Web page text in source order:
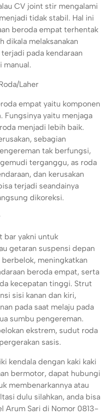
CV joint stir mengalami
tidak stabil. Hal ini
beroda empat terhentak
melaksanakan
pada kendaraan
manual.
Laher
empat yaitu komponen
Fungsinya yaitu menjaga
menjadi lebih baik.
sebagian
tak berfungsi,
terganggu, as roda
dan kerusakan
terjadi seandainya
dikoreksi.
bar yakni untuk
getaran suspensi depan
meningkatkan
beroda empat, serta
kecepatan tinggi. Strut
sisi kanan dan kiri,
pada saat melaju pada
sumbu pengereman.
ekstrem, sudut roda
sasis.
kendala dengan kaki kaki
bermotor, dapat hubungi
membenarkannya atau
dulu silahkan, anda bisa
Arum Sari di Nomor 0813-